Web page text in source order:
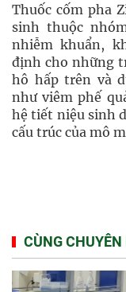
Thuốc cốm pha
sinh thuộc
nhiễm khuẩn,
định cho những
hô hấp trên và
như viêm phế
hệ tiết niệu sinh
cấu trúc của mô
CÙNG CHUYÊN